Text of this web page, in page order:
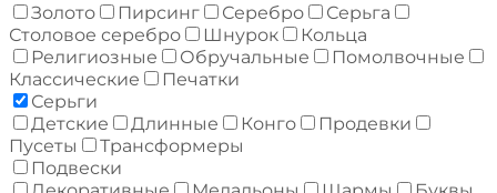
Золото Пирсинг Серебро
Серьга
Столовое серебро
Шнурок
Кольца
Религиозные
Обручальные
Помолвочные
Классические
Печатки
Серьги
Детские
Длинные Конго
Продевки
Пусеты
Трансформеры
Подвески